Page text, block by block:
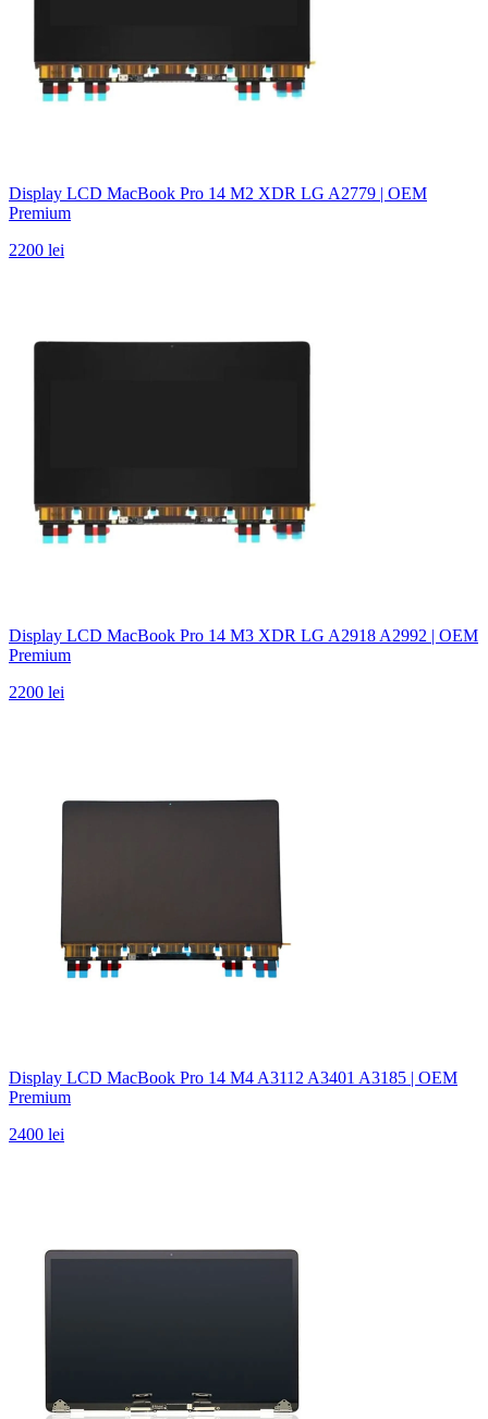
Display LCD MacBook Pro 14 M2 XDR LG A2779 | OEM
Premium
2200 lei
Display LCD MacBook Pro 14 M3 XDR LG A2918 A2992 | OEM
Premium
2200 lei
Display LCD MacBook Pro 14 M4 A3112 A3401 A3185 | OEM
Premium
2400 lei